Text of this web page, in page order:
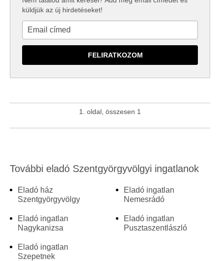
küldjük az új hirdetéseket!
1. oldal, összesen 1
További eladó Szentgyörgyvölgyi ingatlanok
Eladó ház
Szentgyörgyvölgy
Eladó ingatlan
Nagykanizsa
Eladó ingatlan
Szepetnek
Eladó ingatlan
Nemesrádó
Eladó ingatlan
Pusztaszentlászló